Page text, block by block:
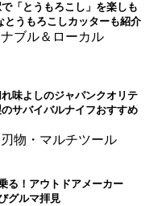
「とうもろこし」を楽しも
とうもろこしカッターも紹介
ブル＆ローカル
味よしのジャパンクオリテ
サバイバルナイフおすすめ
物・マルチツール
る！アウトドアメーカー
グルマ拝見